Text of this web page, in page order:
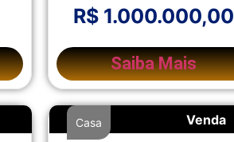
R$ 1.000.000,00
Saiba Mais
Venda
Casa